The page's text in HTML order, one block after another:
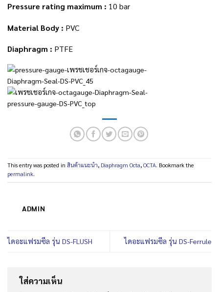
Pressure rating maximum : 10 bar
Material Body : PVC
Diaphragm : PTFE
This entry was posted in สินค้าแนะนำ, Diaphragm Octa, OCTA. Bookmark the
permalink.
ADMIN
ไดอะแฟรมซีล รุ่น DS-FLUSH ไดอะแฟรมซีล รุ่น DS-Ferrule
ใส่ความเห็น